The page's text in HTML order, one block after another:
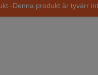
-Denna produkt är tyvärr